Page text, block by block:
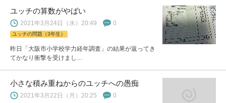
ユッチの算数がやばい
2021年3月24日（水）20:49 0
ユッチの問題（3年生）
昨日「大阪市小学校学力経年調査」の結果が返ってき
てかなり衝撃を受けまし…
小さな積み重ねからのユッチへの愚痴
2021年3月22日（月）20:25 0